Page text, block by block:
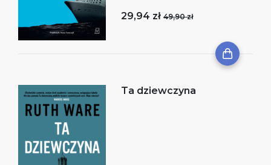
29,94 zł 49,90 zł
Ta dziewczyna